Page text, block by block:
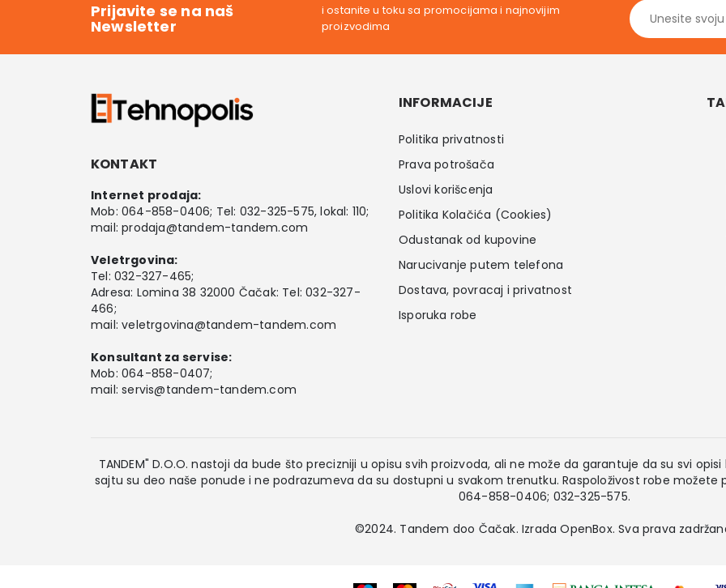
Prijavite se na naš
Newsletter
i ostanite u toku sa promocijama i najnovijim
proizvodima
KONTAKT
Internet prodaja:
Mob: 064-858-0406; Tel: 032-325-575, lokal: 110;
mail:prodaja@tandem-tandem.com
Veletrgovina:
Tel: 032-327-465;
Adresa: Lomina 38 32000 Čačak: Tel: 032-327-
466;
mail:veletrgovina@tandem-tandem.com
Konsultant za servise:
Mob: 064-858-0407;
mail:servis@tandem-tandem.com
INFORMACIJE
Politika privatnosti
Prava potrošača
Uslovi korišcenja
Politika Kolačića (Cookies)
Odustanak od kupovine
Narucivanje putem telefona
Dostava, povracaj i privatnost
Isporuka robe
TANDEM" D.O.O. nastoji da bude što precizniji u opisu svih proizvoda, ali ne može da garantuje da su svi
sajtu su deo naše ponude i ne podrazumeva da su dostupni u svakom trenutku. Raspoloživost robe
064-858-0406; 032-325-575.
©2024. Tandem doo Čačak. IzradaOpenBox. Sva prava